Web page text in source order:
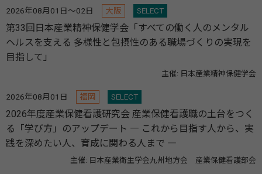
2026年08月01日～02日 大阪 SELECT
第33回日本産業精神保健学会「すべての働く人のメンタル
ヘルスを支える 多様性と包摂性のある職場づくりの実現を
目指して」
主催: 日本産業精神保健学会
2026年08月01日 福岡 SELECT
2026年度産業保健看護研究会 産業保健看護職の土台をつく
る「学び方」のアップデート ― これから目指す人から、実
践を深めたい人、育成に関わる人まで ―
主催: 日本産業衛生学会九州地方会 産業保健看護部会